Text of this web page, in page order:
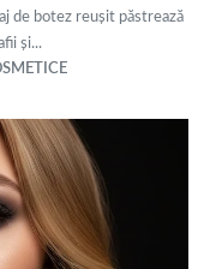
de botez reușit păstrează
și...